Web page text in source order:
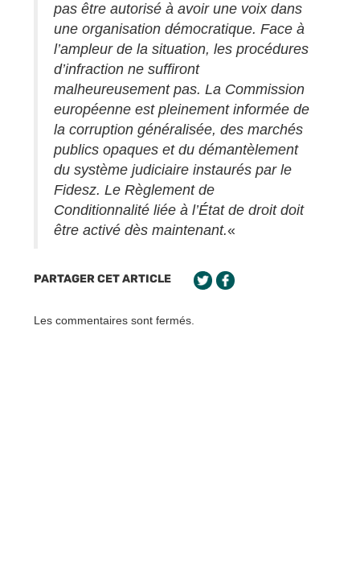
pas être autorisé à avoir une voix dans
une organisation démocratique. Face à
l’ampleur de la situation, les procédures
d’infraction ne suffiront
malheureusement pas. La Commission
européenne est pleinement informée de
la corruption généralisée, des marchés
publics opaques et du démantèlement
du système judiciaire instaurés par le
Fidesz. Le Règlement de
Conditionnalité liée à l’État de droit doit
être activé dès maintenant.«
PARTAGER CET ARTICLE
Les commentaires sont fermés.